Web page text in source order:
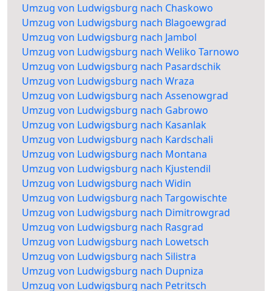
Umzug von Ludwigsburg nach Chaskowo
Umzug von Ludwigsburg nach Blagoewgrad
Umzug von Ludwigsburg nach Jambol
Umzug von Ludwigsburg nach Weliko Tarnowo
Umzug von Ludwigsburg nach Pasardschik
Umzug von Ludwigsburg nach Wraza
Umzug von Ludwigsburg nach Assenowgrad
Umzug von Ludwigsburg nach Gabrowo
Umzug von Ludwigsburg nach Kasanlak
Umzug von Ludwigsburg nach Kardschali
Umzug von Ludwigsburg nach Montana
Umzug von Ludwigsburg nach Kjustendil
Umzug von Ludwigsburg nach Widin
Umzug von Ludwigsburg nach Targowischte
Umzug von Ludwigsburg nach Dimitrowgrad
Umzug von Ludwigsburg nach Rasgrad
Umzug von Ludwigsburg nach Lowetsch
Umzug von Ludwigsburg nach Silistra
Umzug von Ludwigsburg nach Dupniza
Umzug von Ludwigsburg nach Petritsch